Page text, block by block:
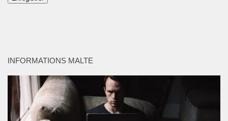
INFORMATIONS MALTE